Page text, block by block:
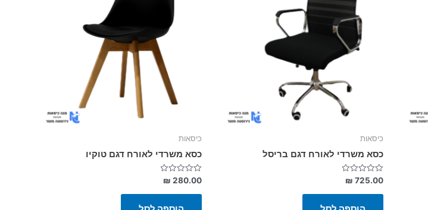
כיסאות
כסא משרדי לאורח דגם בריסל
דורג
0
מתוך
₪ 725.00
כיסאות
כסא משרדי לאורח דגם טוקיו
דורג
0
מתוך
₪ 280.00